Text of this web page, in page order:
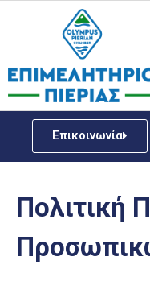
Επικοινωνία
Επιμελητήριο
Νέα
ΓΕΜΗ
Μητρώου
Πολιτική